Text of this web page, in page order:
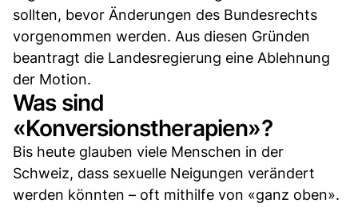
sollten, bevor Änderungen des Bundesrechts
vorgenommen werden. Aus diesen Gründen
beantragt die Landesregierung eine Ablehnung
der Motion.
Was sind
«Konversionstherapien»?
Bis heute glauben viele Menschen in der
Schweiz, dass sexuelle Neigungen verändert
werden könnten – oft mithilfe von «ganz oben».